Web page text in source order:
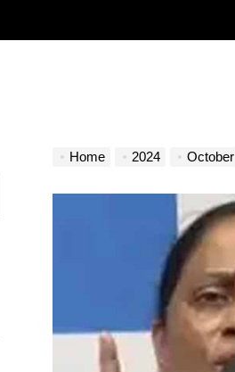
Home 2024 October